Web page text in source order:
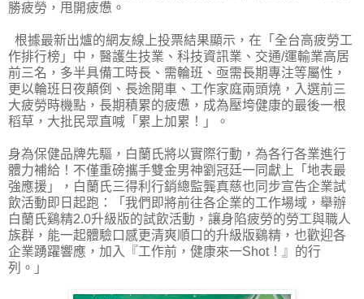
勝疲勞，甩開疲憊。
根據最新出爐的網友線上投票結果顯示，在「全台高疲勞工
作排行榜」中，醫護生技業、科技資訊業、交通/運輸業高居
前三名，多半具備工時長、需輪班、亟需長期專注等屬性，
更以輪班日夜顛倒、長途開車、工作家庭兩頭燒，入選前三
大疲勞時機點，長期積累的疲憊，成為壓垮健康的最後一根
稻草，大批民眾直喊「累上加累！」。
身為保健品牌先驅，白蘭氏將以實際行動，為各行各業進行
體力補給！不僅重磅攜手雙金男神劉冠廷一同獻上「地表最
強應援」，白蘭氏三得利行銷總監龔真慈也同步宣告企業試
飲活動即日起跑：「我們即將前往各企業的工作場域，舉辦
白蘭氏鷄精2.0升級版的試飲活動，讓身陷疲勞的勞工與職人
族群，能一起體驗口感更清爽順口的升級版鷄精，也歡迎各
企業踴躍響應，加入『工作前，健康來一Shot！』的行
列。」